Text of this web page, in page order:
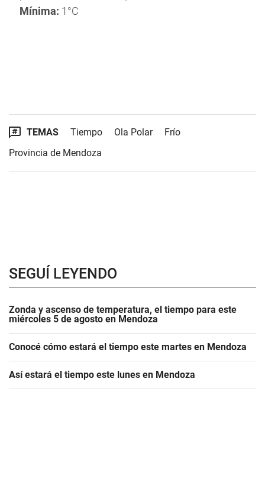
Mínima: 1°C
TEMAS Tiempo Ola Polar
Frío
Provincia de Mendoza
SEGUÍ LEYENDO
Zonda y ascenso de temperatura, el tiempo para este
miércoles 5 de agosto en Mendoza
Conocé cómo estará el tiempo este martes en Mendoza
Así estará el tiempo este lunes en Mendoza